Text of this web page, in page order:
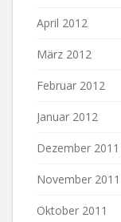
April 2012
März 2012
Februar 2012
Januar 2012
Dezember 2011
November 2011
Oktober 2011